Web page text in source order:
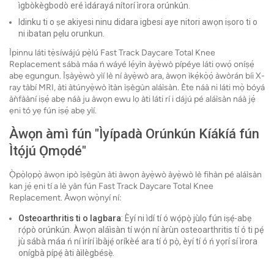
ìgbòkègbodò eré ìdárayá nítorí ìrora orúnkún.
Idinku ti o ṣe akiyesi ninu didara igbesi aye nitori awọn iṣoro ti o
ni ibatan pẹlu orunkun.
Ìpinnu láti tẹ̀síwájú pẹ̀lú Fast Track Daycare Total Knee
Replacement sábà máa ń wáyé lẹ́yìn àyẹ̀wò pípéye láti ọwọ́ oníṣẹ́
abẹ egungun. Ìṣàyẹ̀wò yìí lè ní àyẹ̀wò ara, àwọn ìkẹ́kọ̀ọ́ àwòrán bíi X-
ray tàbí MRI, àti àtúnyẹ̀wò ìtàn ìṣègùn aláìsàn. Ète náà ni láti mọ̀ bóyá
àǹfààní iṣẹ́ abẹ náà ju àwọn ewu lọ àti láti rí i dájú pé aláìsàn náà jẹ́
ẹni tó yẹ fún iṣẹ́ abẹ yìí.
Àwọn àmì fún "Ìyípadà Orúnkún Kíákíá fún
Ìtọ́jú Ọmọdé"
Ọ̀pọ̀lọpọ̀ àwọn ipò ìṣègùn àti àwọn àyẹ̀wò àyẹ̀wò lè fihàn pé aláìsàn
kan jẹ́ ẹni tí a lè yàn fún Fast Track Daycare Total Knee
Replacement. Àwọn wọ̀nyí ní:
Osteoarthritis ti o lagbara: Èyí ni ìdí tí ó wọ́pọ̀ jùlọ fún iṣẹ́-abẹ
rọ́pò orúnkún. Àwọn aláìsàn tí wọ́n ní àrùn osteoarthritis tí ó ti pẹ́
jù sábà máa ń ní ìrírí ìbàjẹ́ oríkèé ara tí ó pọ̀, èyí tí ó ń yọrí sí ìrora
onígbà pípẹ́ àti àìlègbésẹ̀.